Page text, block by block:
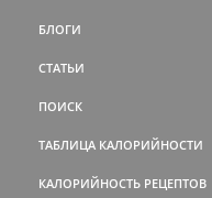
БЛОГИ
СТАТЬИ
ПОИСК
ТАБЛИЦА КАЛОРИЙНОСТИ
КАЛОРИЙНОСТЬ РЕЦЕПТОВ